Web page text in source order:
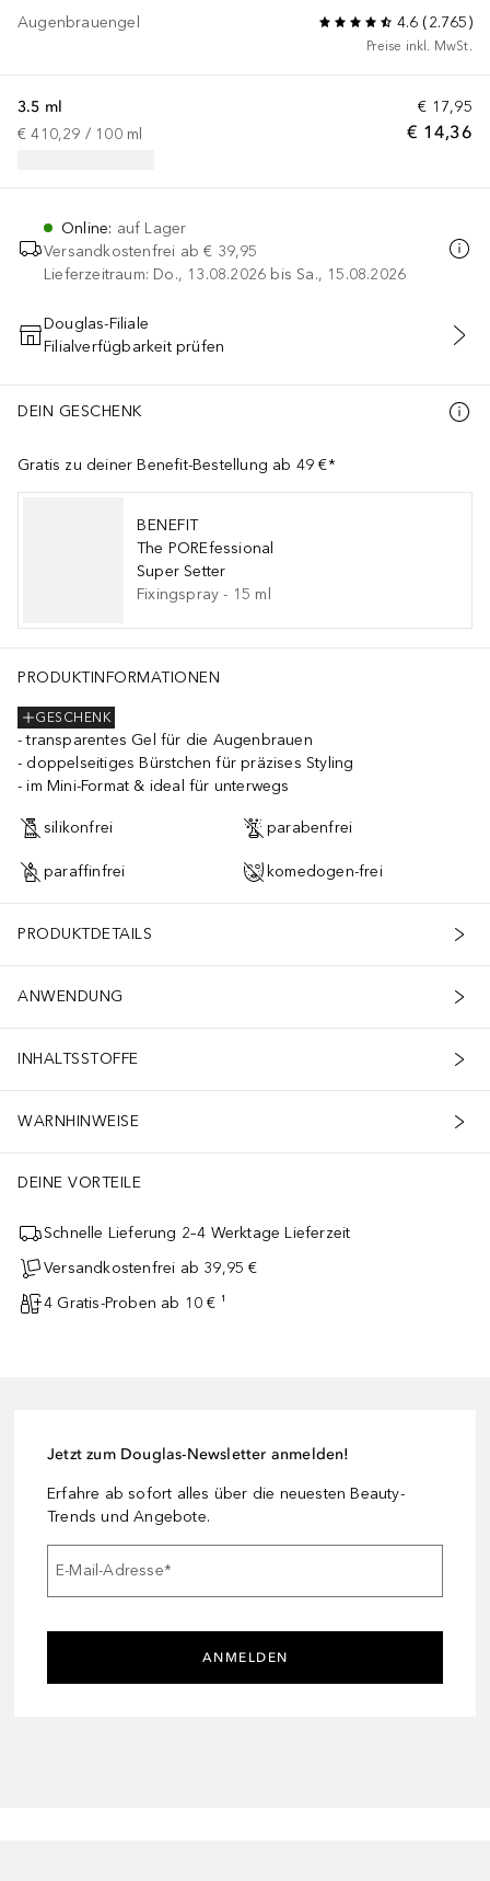
Augenbrauengel 4.6 (2.765)
Preise inkl. MwSt.
€ 17,95
€ 14,36
3.5 ml
€ 410,29 / 100 ml
Online: auf Lager
Versandkostenfrei ab € 39,95
Lieferzeitraum: Do., 13.08.2026 bis Sa., 15.08.2026
IN DEN WARENKORB
Douglas-Filiale
Filialverfügbarkeit prüfen
DEIN GESCHENK
Gratis zu deiner Benefit-Bestellung ab 49 €*
BENEFIT
The POREfessional
Super Setter
Fixingspray - 15 ml
PRODUKTINFORMATIONEN
GESCHENK
transparentes Gel für die Augenbrauen
doppelseitiges Bürstchen für präzises Styling
im Mini-Format & ideal für unterwegs
silikonfrei parabenfrei
paraffinfrei komedogen-frei
PRODUKTDETAILS
ANWENDUNG
INHALTSSTOFFE
WARNHINWEISE
DEINE VORTEILE
Schnelle Lieferung 2–4 Werktage Lieferzeit
Versandkostenfrei ab 39,95 €
4 Gratis-Proben ab 10 € ¹
Jetzt zum Douglas-Newsletter anmelden!
Erfahre ab sofort alles über die neuesten Beauty-
Trends und Angebote.
E-Mail-Adresse*
ANMELDEN